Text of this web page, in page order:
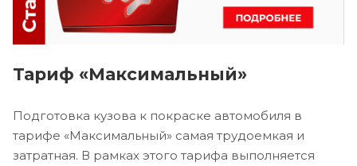
Тариф «Максимальный»
Подготовка кузова к покраске автомобиля в
тарифе «Максимальный» самая трудоемкая и
затратная. В рамках этого тарифа выполняется